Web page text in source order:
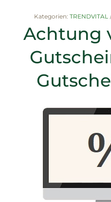
Kategorien: TRENDVITAL
Achtung